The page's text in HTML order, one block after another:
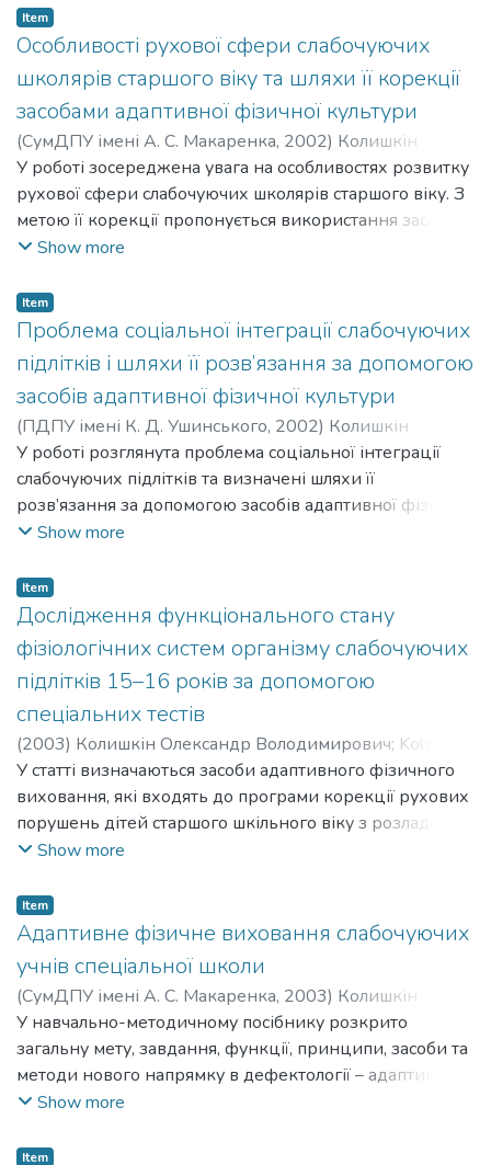
значення адаптивного фізичного виховання у
вирішенні завдань фізичної реабілітації та соціальної
адаптації дітей з вадами слуху.
Item
Особливості рухової сфери слабочуючих
школярів старшого віку та шляхи її корекції
засобами адаптивної фізичної культури
(СумДПУ імені А. С. Макаренка, 2002) Колишкін
Олександр Володимирович ;Kolyshkin Oleksandr
Volodymyrovych
У роботі зосереджена увага на особливостях розвитку
рухової сфери слабочуючих школярів старшого віку. З
метою її корекції пропонується використання засобів
адаптивної фізичної культури, розкривається її
соціальної адаптації дітей з вадами слуху.
Show more
Item
Проблема соціальної інтеграції слабочуючих
підлітків і шляхи її розв’язання за допомогою
засобів адаптивної фізичної культури
(ПДПУ імені К. Д. Ушинського, 2002) Колишкін
Олександр Володимирович;Kolyshkin Oleksandr
Volodymyrovych
У роботі розглянута проблема соціальної інтеграції
слабочуючих підлітків та визначені шляхи її
розв’язання за допомогою засобів адаптивної фізичної
культури. Однією з основних умов соціальної
такого рівня фізичних кондицій, який би дозволив їм
адаптуватись до соціальних норм і майбутнього
самостійного життя.
Show more
Item
Дослідження функціонального стану
фізіологічних систем організму слабочуючих
підлітків 15–16 років за допомогою
спеціальних тестів
(2003) Колишкін Олександр Володимирович; Kolyshkin
Oleksandr Volodymyrovych
У статті визначаються засоби адаптивного фізичного
виховання, які входять до програми корекції рухових
порушень дітей старшого шкільного віку з розладами
слуху. За допомогою спеціальних тестів доводиться
застосуванням засобів адаптивного фізичного
виховання на функціональні можливості організму
слабочуючих юнаків.
Show more
Item
Адаптивне фізичне виховання слабочуючих
учнів спеціальної школи
(СумДПУ імені А. С. Макаренка, 2003) Колишкін
Олександр Володимирович;Kolyshkin Oleksandr
Volodymyrovych
У навчально-методичному посібнику розкрито
загальну мету, завдання, функції, принципи, засоби та
методи нового напрямку в дефектології – адаптивного
фізичного виховання. Викладено методику
виховання для слабочуючих учнів старших класів
Show more
Item